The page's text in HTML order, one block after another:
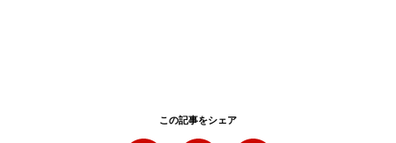
この記事をシェア